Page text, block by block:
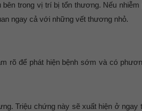
trong vị trí bị tổn thương. Nếu nhiễm
ngay cả với những vết thương nhỏ.
rõ để phát hiện bệnh sớm và có
Triệu chứng này sẽ xuất hiện ở ngay